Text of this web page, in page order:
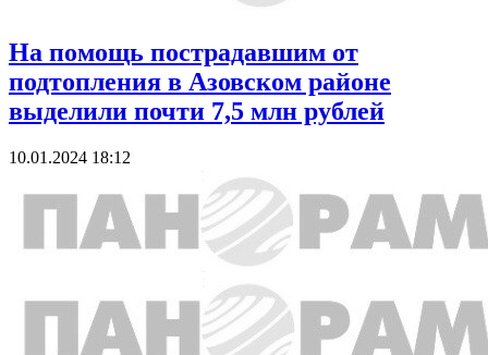
На помощь пострадавшим от
подтопления в Азовском районе
выделили почти 7,5 млн рублей
10.01.2024 18:12